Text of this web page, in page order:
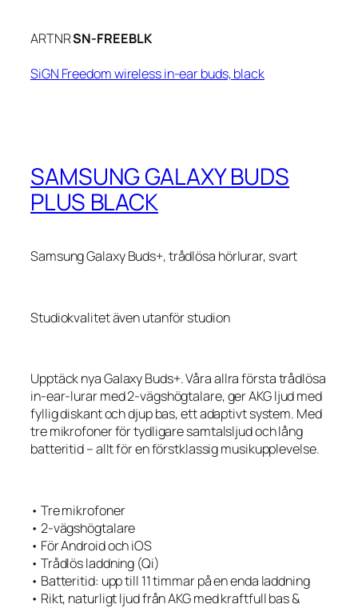
ARTNRSN-FREEBLK
SiGN Freedom wireless in-ear buds, black
SAMSUNG GALAXY BUDS
PLUS BLACK
Samsung Galaxy Buds+, trådlösa hörlurar, svart
Studiokvalitet även utanför studion
Upptäck nya Galaxy Buds+. Våra allra första trådlösa
in-ear-lurar med 2-vägshögtalare, ger AKG ljud med
fyllig diskant och djup bas, ett adaptivt system. Med
tre mikrofoner för tydligare samtalsljud och lång
batteritid – allt för en förstklassig musikupplevelse.
• Tre mikrofoner
• 2-vägshögtalare
• För Android och iOS
• Trådlös laddning (Qi)
• Batteritid: upp till 11 timmar på en enda laddning
• Rikt, naturligt ljud från AKG med kraftfull bas &